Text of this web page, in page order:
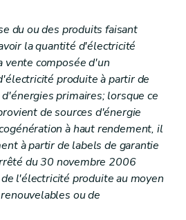
du ou des produits faisant
la quantité d'électricité
vente composée d'un
produite à partir de
primaires; lorsque ce
de sources d'énergie
à haut rendement, il
à partir de labels de garantie
du 30 novembre 2006
l'électricité produite au moyen
ou de